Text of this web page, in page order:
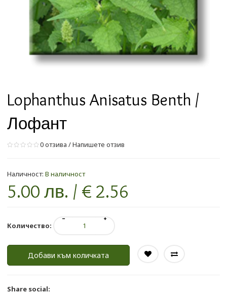
Lophanthus Anisatus Benth /
Лофант
0 отзива /Напишете отзив
Наличност: В наличност
5.00 лв. / € 2.56
Количество:
Добави към количката
Share social: